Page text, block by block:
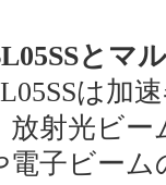
とマ
は加
放射光ビ
電子ビー